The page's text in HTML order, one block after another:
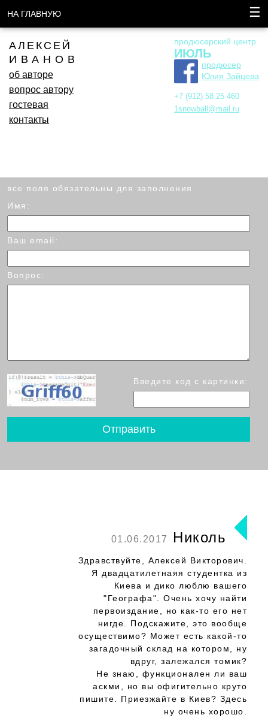
НА ГЛАВНУЮ ☰
АЛЕКСЕЙ
ИВАНОВ
об авторе
вопрос автору
гостевая
контакты
продюсерский центр
ИЮЛЬ
продюсер
Юлия Зайцева
+7 (912) 58 25 460
1snowball@mail.ru
все поля обязательны для заполнения
Имя:
Ваш email:
Вопрос:
Введите код с картинки:
01.06.2017 Николь
Здравствуйте, Алексей Викторович.
Я двадцатилетнаяя студентка из
Киева и дико люблю вашего
"Географа". Очень хочу найти
первоиздание, но как-то его нет
нигде. Подскажите, это вообще
осуществимо? Может есть какой-то
загадочный склад на котором, ну
вдруг, залежался томик?
Не знаю, функционален ли ваш
аскми, но вы офигительно круто
пишите. Приезжайте в Киев? Здесь
ну очень хорошо.